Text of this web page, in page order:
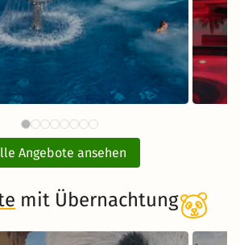
ab97 €
Therme mit
und Frühstück
Angebote ansehen
mit Übernachtung